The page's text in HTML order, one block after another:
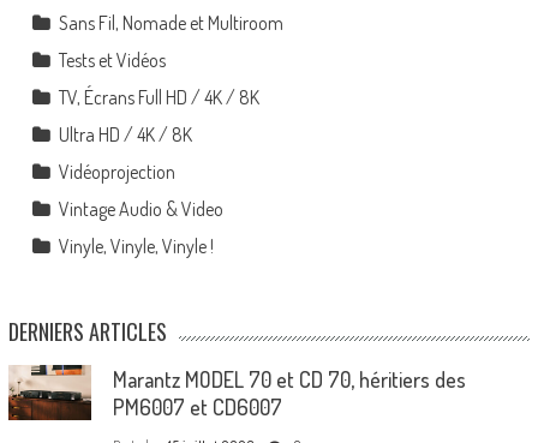
Sans Fil, Nomade et Multiroom
Tests et Vidéos
TV, Écrans Full HD / 4K / 8K
Ultra HD / 4K / 8K
Vidéoprojection
Vintage Audio & Video
Vinyle, Vinyle, Vinyle !
DERNIERS ARTICLES
Marantz MODEL 70 et CD 70, héritiers des
PM6007 et CD6007